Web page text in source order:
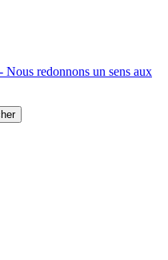
redonnons un sens aux